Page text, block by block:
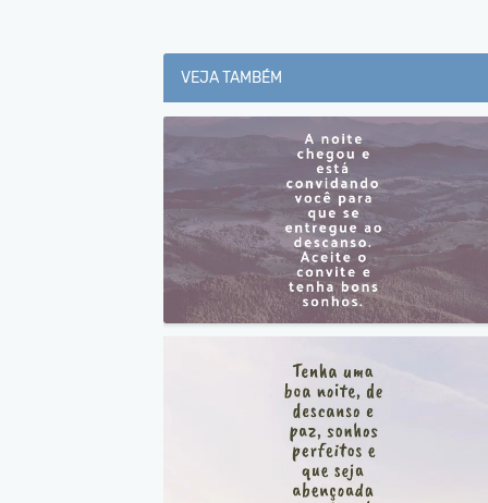
VEJA TAMBÉM